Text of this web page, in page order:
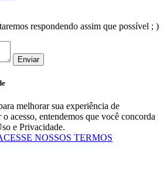
respondendo assim que possível ; )
Enviar
melhorar sua experiência de
acesso, entendemos que você concorda
e Privacidade.
NOSSOS TERMOS